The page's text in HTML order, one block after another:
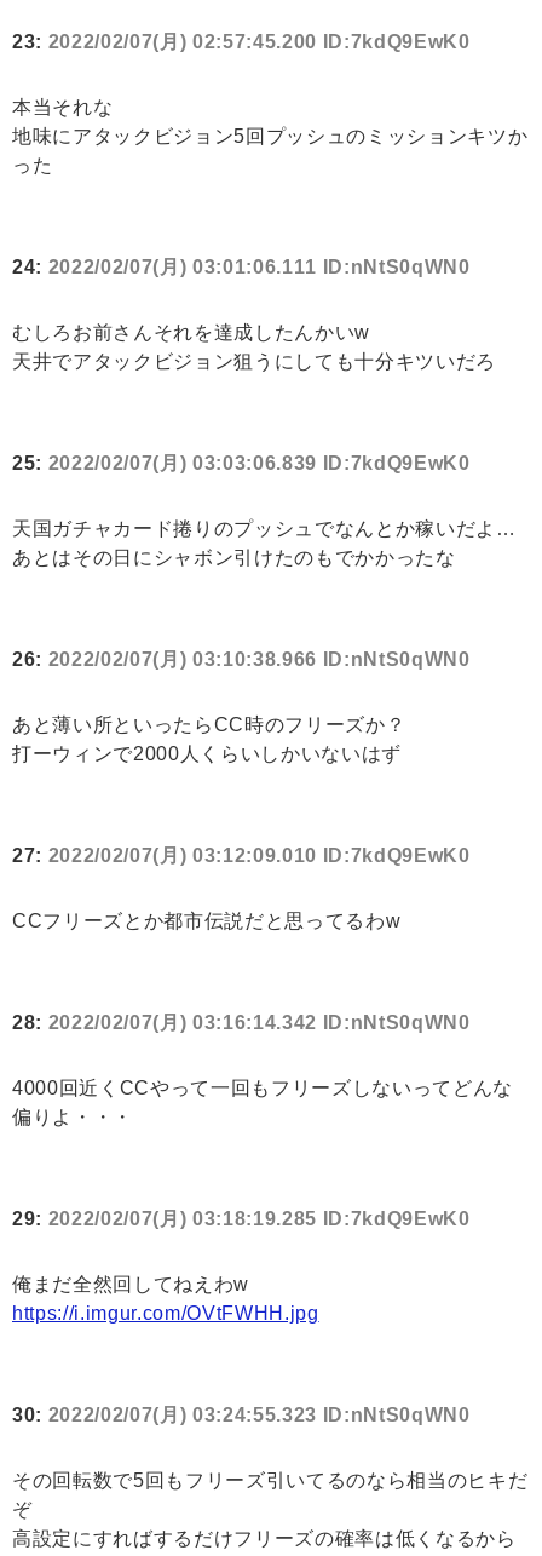
23: 2022/02/07(月) 02:57:45.200 ID:7kdQ9EwK0
本当それな
地味にアタックビジョン5回プッシュのミッションキツか
った
24: 2022/02/07(月) 03:01:06.111 ID:nNtS0qWN0
むしろお前さんそれを達成したんかいw
天井でアタックビジョン狙うにしても十分キツいだろ
25: 2022/02/07(月) 03:03:06.839 ID:7kdQ9EwK0
天国ガチャカード捲りのプッシュでなんとか稼いだよ…
あとはその日にシャボン引けたのもでかかったな
26: 2022/02/07(月) 03:10:38.966 ID:nNtS0qWN0
あと薄い所といったらCC時のフリーズか？
打ーウィンで2000人くらいしかいないはず
27: 2022/02/07(月) 03:12:09.010 ID:7kdQ9EwK0
CCフリーズとか都市伝説だと思ってるわw
28: 2022/02/07(月) 03:16:14.342 ID:nNtS0qWN0
4000回近くCCやって一回もフリーズしないってどんな
偏りよ・・・
29: 2022/02/07(月) 03:18:19.285 ID:7kdQ9EwK0
俺まだ全然回してねえわw
https://i.imgur.com/OVtFWHH.jpg
30: 2022/02/07(月) 03:24:55.323 ID:nNtS0qWN0
その回転数で5回もフリーズ引いてるのなら相当のヒキだ
ぞ
高設定にすればするだけフリーズの確率は低くなるから